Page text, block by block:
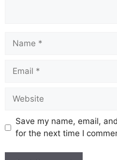
Name
Email
Website
Save my name, email,
for the next time I